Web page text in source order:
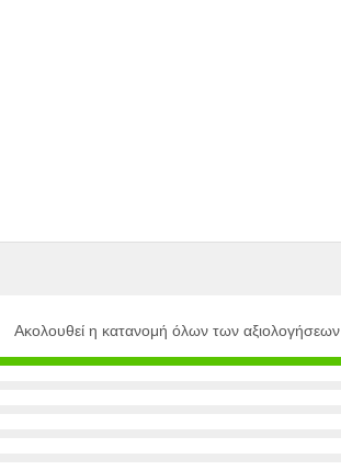
Ακολουθεί η κατανομή όλων των αξιολογήσεων